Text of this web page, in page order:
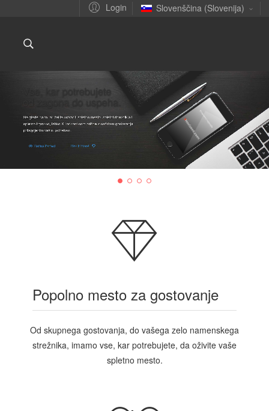
Login Slovenščina (Slovenija)
Vse, kar potrebujete
od zagona do uspeha.
Ne glede na to, ali želite ustvariti spletno mesto, spletni dnevnik ali
spletno trgovino, lahko XHorizont.com prične z načrtom gostovanja
prilagojenim vašim potrebam.
Retina Perfect Flex It More!
Popolno mesto za gostovanje
Od skupnega gostovanja, do vašega zelo namenskega
strežnika, imamo vse, kar potrebujete, da oživite vaše
spletno mesto.